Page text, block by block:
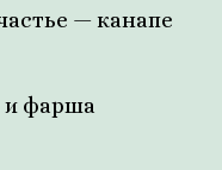
— канапе
и фарша